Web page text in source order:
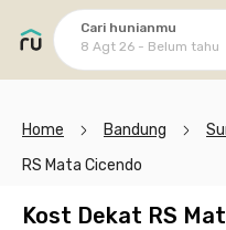
Cari hunianmu
8 Agt 26 - Belum tahu
Home Bandung
RS Mata Cicendo
Kost Dekat RS